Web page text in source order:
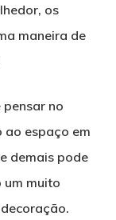
os
maneira de
no
espaço em
demais pode
um muito